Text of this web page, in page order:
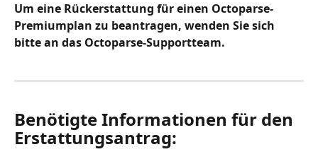
Um eine Rückerstattung für einen Octoparse-
Premiumplan zu beantragen, wenden Sie sich
bitte an das Octoparse-Supportteam.
Benötigte Informationen für den
Erstattungsantrag: